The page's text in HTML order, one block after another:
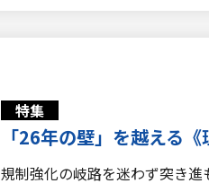
特集
「26年の壁」を越える《
規制強化の岐路を迷わず突き進